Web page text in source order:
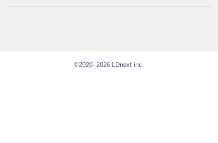
©2020- 2026 LDnext inc.